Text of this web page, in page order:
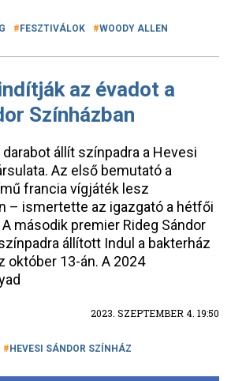
FESZTIVÁLOK WOODY ALLEN
az évadot a
Színházban
állít színpadra a Hevesi
Az első bemutató a
francia vígjáték lesz
– ismertette az igazgató a hétfői
második premier Rideg Sándor
állított Indul a bakterház
október 13-án. A 2024
2023. SZEPTEMBER 4. 19:50
HEVESI SÁNDOR SZÍNHÁZ